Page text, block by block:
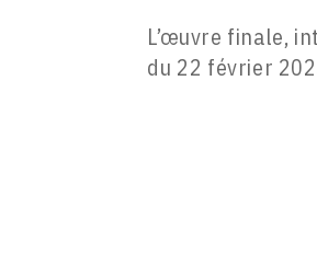
L’œuvre finale,
du 22 février